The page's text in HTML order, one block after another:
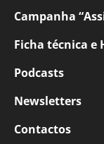
Campanha
Ficha técnica e
Podcasts
Newsletters
Contactos